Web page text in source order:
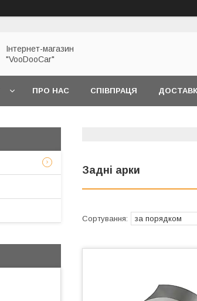
Інтернет-магазин
"VooDooCar"
ПРО НАС СПІВПРАЦЯ
Задні арки